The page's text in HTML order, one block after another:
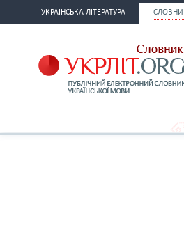
УКРАЇНСЬКА ЛІТЕРАТУРА